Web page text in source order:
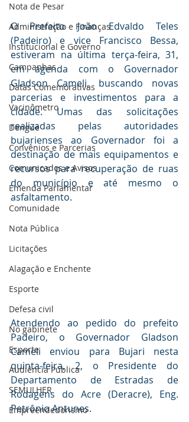
Nota de Pesar
Administração e Finanças
Institucional e Governo
Campanhas
Datas Comemorativas
Vacinômetro
Dengue
Convênios e Parcerias
Comunicados e Avisos
Emenda Parlamentar
Comunidade
Nota Pública
Licitações
Alagação e Enchente
Esporte
Defesa civil
No gabinete
Esporte
Audiência Pública
SEMULHER
Empreendedorismo
O Prefeito João Edvaldo Teles
(Padeiro) e vice Francisco Bessa,
estiveram na última terça-feira, 31,
em agenda com o Governador
Gladson Cameli, buscando novas
parcerias e investimentos para a
cidade. Umas das solicitações
realizadas pelas autoridades
bujarienses ao Governador foi a
destinação de mais equipamentos e
recursos para recuperação de ruas
do município e até mesmo o
asfaltamento.
Atendendo ao pedido do prefeito
Padeiro, o Governador Gladson
Cameli enviou para Bujari nesta
quinta-feira, 2, o Presidente do
Departamento de Estradas de
Rodagens do Acre (Deracre), Eng.
Petrônio Antunes.